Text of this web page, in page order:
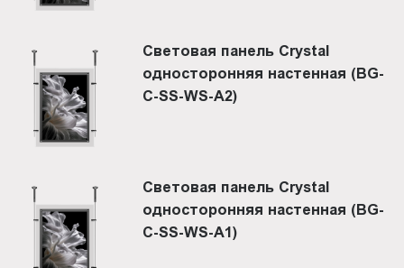
Световая панель Crystal
односторонняя настенная (BG-
C-SS-WS-A2)
Световая панель Crystal
односторонняя настенная (BG-
C-SS-WS-A1)